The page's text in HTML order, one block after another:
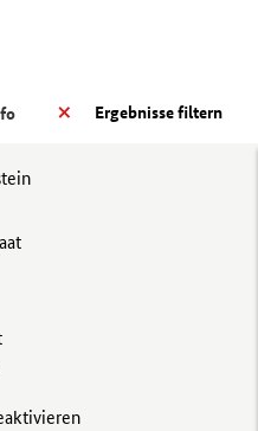
Ergebnisse filtern